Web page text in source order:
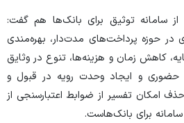
از سامانه توثیق برای بانک‌ها هم گفت:
در حوزه پرداخت‌های مدت‌دار، بهره‌مندی
کاهش زمان و هزینه‌ها، تنوع در وثایق
حضوری و ایجاد وحدت رویه در قبول و
امکان تفسیر از ضوابط اعتبارسنجی از
برای بانک‌هاست.